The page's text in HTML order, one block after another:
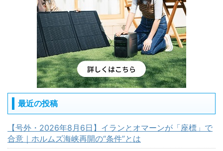
最近の投稿
【号外・2026年8月6日】イランとオマーンが「座標」で
合意｜ホルムズ海峡再開の“条件”とは